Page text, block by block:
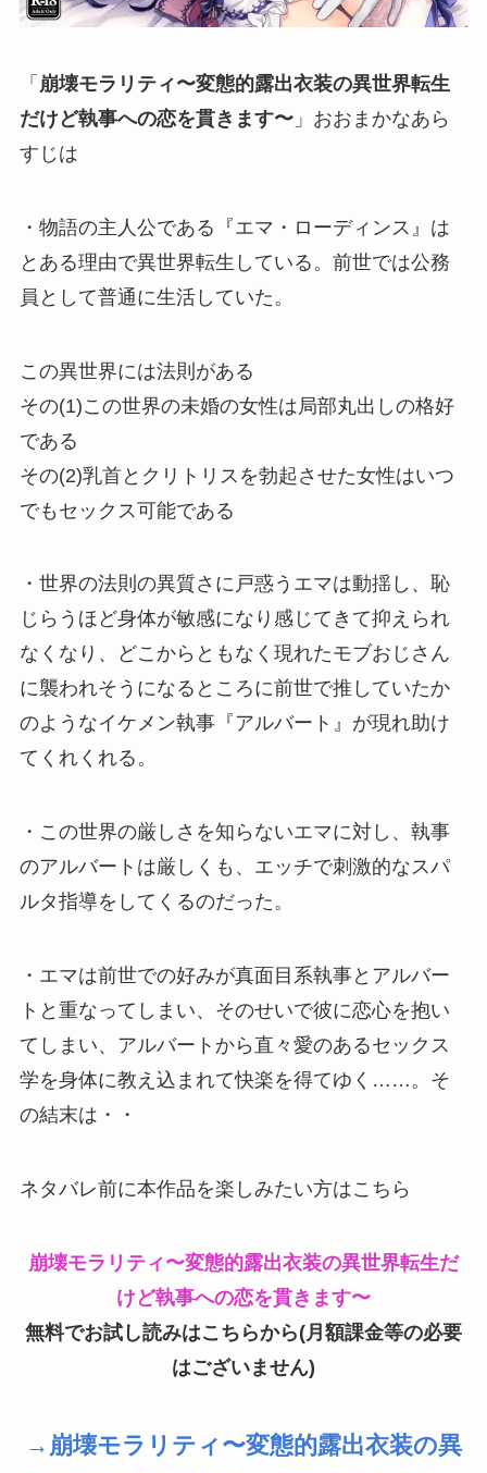
「 崩壊モラリティ〜変態的露出衣装の異世界転生
だけど執事への恋を貫きます〜」おおまかなあら
すじは
・物語の主人公である『エマ・ローディンス』は
とある理由で異世界転生している。前世では公務
員として普通に生活していた。
この異世界には法則がある
その(1)この世界の未婚の女性は局部丸出しの格好
である
その(2)乳首とクリトリスを勃起させた女性はいつ
でもセックス可能である
・世界の法則の異質さに戸惑うエマは動揺し、恥
じらうほど身体が敏感になり感じてきて抑えられ
なくなり、どこからともなく現れたモブおじさん
に襲われそうになるところに前世で推していたか
のようなイケメン執事『アルバート』が現れ助け
てくれくれる。
・この世界の厳しさを知らないエマに対し、執事
のアルバートは厳しくも、エッチで刺激的なスパ
ルタ指導をしてくるのだった。
・エマは前世での好みが真面目系執事とアルバー
トと重なってしまい、そのせいで彼に恋心を抱い
てしまい、アルバートから直々愛のあるセックス
学を身体に教え込まれて快楽を得てゆく……。そ
の結末は・・
ネタバレ前に本作品を楽しみたい方はこちら
崩壊モラリティ〜変態的露出衣装の異世界転生だ
けど執事への恋を貫きます〜
無料でお試し読みはこちらから(月額課金等の必要
はございません)
→崩壊モラリティ〜変態的露出衣装の異